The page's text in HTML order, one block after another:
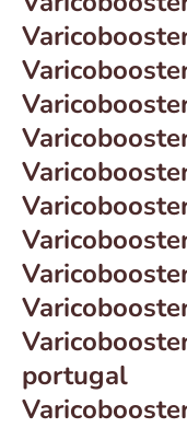
portugal